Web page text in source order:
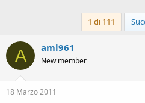
1 di 111
A aml961
New member
18 Marzo 2011